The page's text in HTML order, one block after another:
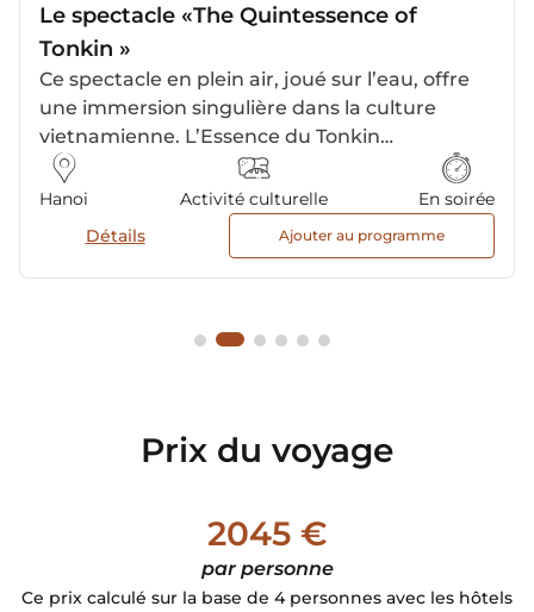
Le spectacle «The Quintessence of
Tonkin »
Ce spectacle en plein air, joué sur l’eau, offre
une immersion singulière dans la culture
vietnamienne. L’Essence du Tonkin
(Quintessence of Tonkin) met en scène, à
travers des tableaux vivants, des moments de
vie, des traditions et des récits inspirés du
delta du fleuve Rouge. Entre décors naturels,
jeux de lumière et mise en scène soignée,
Hanoi Activité culturelle
En soirée
Détails
Ajouter au programme
Prix du voyage
2045 €
par personne
Ce prix calculé sur la base de 4 personnes avec les hôtels